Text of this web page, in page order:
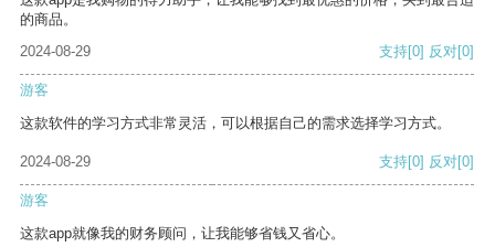
的商品。
2024-08-29
支持[0] 反对[0]
游客
这款软件的学习方式非常灵活，可以根据自己的需求选择学习方式。
2024-08-29 支持[0] 反对[0]
游客
这款app就像我的财务顾问，让我能够省钱又省心。